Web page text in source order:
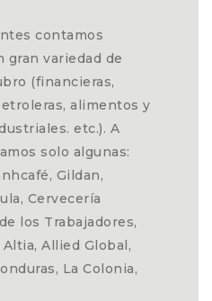
contamos
gran variedad de
(financieras,
alimentos y
etc.). A
solo algunas:
Gildan,
Cervecería
los Trabajadores,
Allied Global,
La Colonia,